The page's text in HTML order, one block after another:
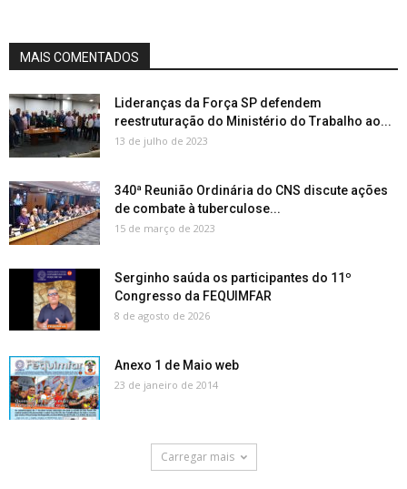
MAIS COMENTADOS
Lideranças da Força SP defendem
reestruturação do Ministério do Trabalho ao...
13 de julho de 2023
340ª Reunião Ordinária do CNS discute ações
de combate à tuberculose...
15 de março de 2023
Serginho saúda os participantes do 11º
Congresso da FEQUIMFAR
8 de agosto de 2026
Anexo 1 de Maio web
23 de janeiro de 2014
Carregar mais